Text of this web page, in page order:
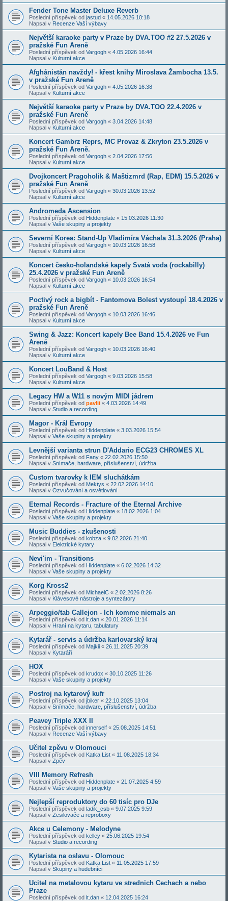
Fender Tone Master Deluxe Reverb
Poslední příspěvek od jastud « 14.05.2026 10:18
Napsal v Recenze Vaší výbavy
Největší karaoke party v Praze by DVA.TOO #2 27.5.2026 v
pražské Fun Areně
Poslední příspěvek od Vargogh « 4.05.2026 16:44
Napsal v Kulturní akce
Afghánistán navždy! - křest knihy Miroslava Žambocha 13.5.
v pražské Fun Areně
Poslední příspěvek od Vargogh « 4.05.2026 16:38
Napsal v Kulturní akce
Největší karaoke party v Praze by DVA.TOO 22.4.2026 v
pražské Fun Areně
Poslední příspěvek od Vargogh « 3.04.2026 14:48
Napsal v Kulturní akce
Koncert Gambrz Reprs, MC Provaz & Zkryton 23.5.2026 v
pražské Fun Areně.
Poslední příspěvek od Vargogh « 2.04.2026 17:56
Napsal v Kulturní akce
Dvojkoncert Pragoholik & Maštizmrd (Rap, EDM) 15.5.2026 v
pražské Fun Areně
Poslední příspěvek od Vargogh « 30.03.2026 13:52
Napsal v Kulturní akce
Andromeda Ascension
Poslední příspěvek od Hiddenplate « 15.03.2026 11:30
Napsal v Vaše skupiny a projekty
Severní Korea: Stand-Up Vladimíra Váchala 31.3.2026 (Praha)
Poslední příspěvek od Vargogh « 10.03.2026 16:58
Napsal v Kulturní akce
Koncert česko-holandské kapely Svatá voda (rockabilly)
25.4.2026 v pražské Fun Areně
Poslední příspěvek od Vargogh « 10.03.2026 16:54
Napsal v Kulturní akce
Poctivý rock a bigbít - Fantomova Bolest vystoupí 18.4.2026 v
pražské Fun Areně
Poslední příspěvek od Vargogh « 10.03.2026 16:46
Napsal v Kulturní akce
Swing & Jazz: Koncert kapely Bee Band 15.4.2026 ve Fun
Areně
Poslední příspěvek od Vargogh « 10.03.2026 16:40
Napsal v Kulturní akce
Koncert LouBand & Host
Poslední příspěvek od Vargogh « 9.03.2026 15:58
Napsal v Kulturní akce
Legacy HW a W11 s novým MIDI jádrem
Poslední příspěvek od pavlii « 4.03.2026 14:49
Napsal v Studio a recording
Magor - Král Evropy
Poslední příspěvek od Hiddenplate « 3.03.2026 15:54
Napsal v Vaše skupiny a projekty
Levnější varianta strun D'Addario ECG23 CHROMES XL
Poslední příspěvek od Fany « 22.02.2026 15:50
Napsal v Snímače, hardware, příslušenství, údržba
Custom tvarovky k IEM sluchátkám
Poslední příspěvek od Mektys « 22.02.2026 14:10
Napsal v Ozvučování a osvětlování
Eternal Records - Fracture of the Eternal Archive
Poslední příspěvek od Hiddenplate « 18.02.2026 1:04
Napsal v Vaše skupiny a projekty
Music Buddies - zkušenosti
Poslední příspěvek od kobza « 9.02.2026 21:40
Napsal v Elektrické kytary
Nevi'im - Transitions
Poslední příspěvek od Hiddenplate « 6.02.2026 14:32
Napsal v Vaše skupiny a projekty
Korg Kross2
Poslední příspěvek od MichaelC « 2.02.2026 8:26
Napsal v Klávesové nástroje a syntezátory
Arpeggio/tab Callejon - Ich komme niemals an
Poslední příspěvek od lt.dan « 20.01.2026 11:14
Napsal v Hraní na kytaru, tabulatury
Kytarář - servis a údržba karlovarský kraj
Poslední příspěvek od Majkii « 26.11.2025 20:39
Napsal v Kytaráři
HOX
Poslední příspěvek od krudox « 30.10.2025 11:26
Napsal v Vaše skupiny a projekty
Postroj na kytarový kufr
Poslední příspěvek od jbiker « 22.10.2025 13:04
Napsal v Snímače, hardware, příslušenství, údržba
Peavey Triple XXX II
Poslední příspěvek od innerself « 25.08.2025 14:51
Napsal v Recenze Vaší výbavy
Učitel zpěvu v Olomouci
Poslední příspěvek od Katka List « 11.08.2025 18:34
Napsal v Zpěv
VIII Memory Refresh
Poslední příspěvek od Hiddenplate « 21.07.2025 4:59
Napsal v Vaše skupiny a projekty
Nejlepší reproduktory do 60 tisíc pro DJe
Poslední příspěvek od ladik_csb « 9.07.2025 9:59
Napsal v Zesilovače a reproboxy
Akce u Celemony - Melodyne
Poslední příspěvek od kelley « 25.06.2025 19:54
Napsal v Studio a recording
Kytarista na oslavu - Olomouc
Poslední příspěvek od Katka List « 11.05.2025 17:59
Napsal v Skupiny a hudebníci
Ucitel na metalovou kytaru ve strednich Cechach a nebo
Praze
Poslední příspěvek od lt.dan « 12.04.2025 16:24